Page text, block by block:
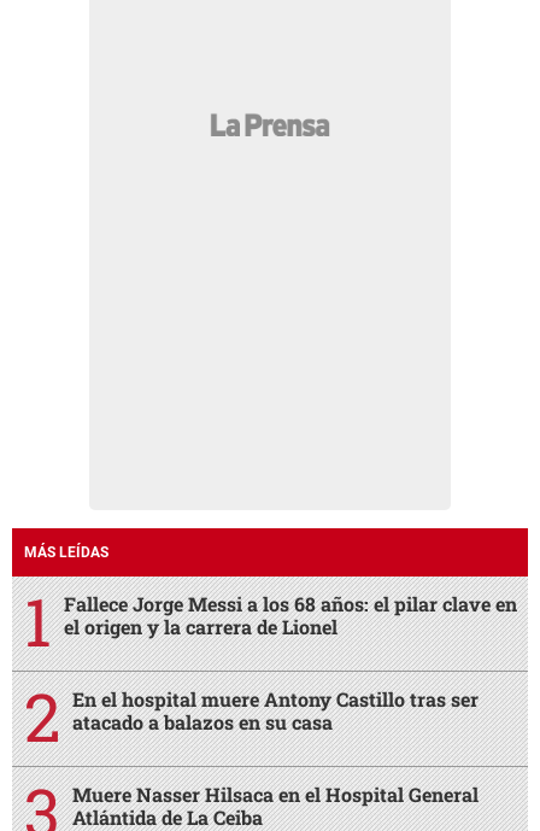
MÁS LEÍDAS
Fallece Jorge Messi a los 68 años: el pilar clave en
el origen y la carrera de Lionel
En el hospital muere Antony Castillo tras ser
atacado a balazos en su casa
Muere Nasser Hilsaca en el Hospital General
Atlántida de La Ceiba